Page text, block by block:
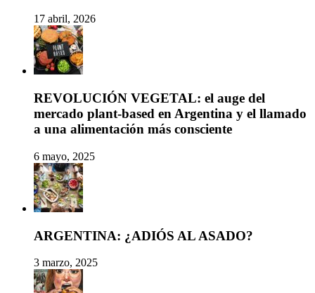
17 abril, 2026
REVOLUCIÓN VEGETAL: el auge del
mercado plant-based en Argentina y el llamado
a una alimentación más consciente
6 mayo, 2025
ARGENTINA: ¿ADIÓS AL ASADO?
3 marzo, 2025